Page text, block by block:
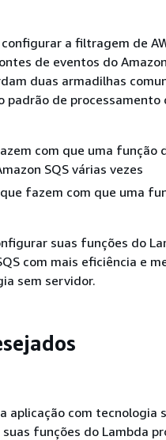
a filtragem de
de eventos do
duas armadilhas
de processamento
com que uma função
SQS várias vezes
que fazem com que uma
suas funções do
com mais eficiência e
sem servidor.
aplicação com tecnologia
funções do Lambda